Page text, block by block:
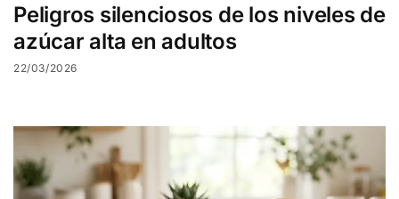
Peligros silenciosos de los niveles de
azúcar alta en adultos
22/03/2026